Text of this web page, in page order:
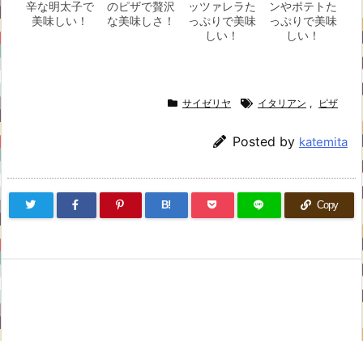
辛な明太子で
美味しい！
のピザで贅沢
な美味しさ！
ッツァレラた
っぷりで美味
しい！
ンやポテトた
っぷりで美味
しい！
サイゼリヤ イタリアン , ピザ
Posted by katemita
B! Copy